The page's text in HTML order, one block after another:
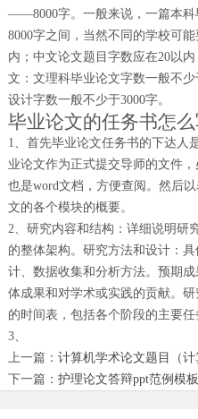
——8000字。一般来说，一篇本
8000字之间，当然不同的学校可
内；中文论文题目字数应在20以
文：文理科毕业论文字数一般不
设计字数一般不少于3000字。
毕业论文的任务书怎
1、首先毕业论文任务书的下达人
业论文作为正式提交导师的文件
也是word文档，方便查阅。然后
文的各个模块的概要。
2、研究内容和结构：详细说明研
的整体架构。研究方法和设计：
计、数据收集和分析方法。预期
体成果和对学术或实践的贡献。
的时间表，包括各个阶段的主要任
3、
上一篇： 计算机学术论文题目（计
下一篇： 护理论文答辩ppt范例模